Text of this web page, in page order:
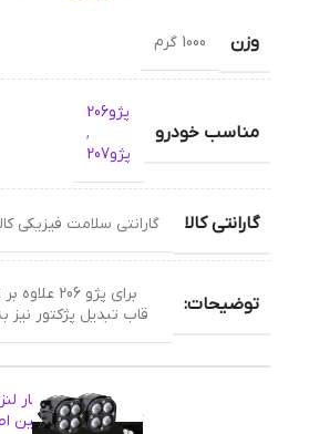
وزن 1000 گرم
مناسب خودرو
پژو206
,
پژو207
گارانتی کالا گارانتی سلامت فیزیکی
توضیحات:
برای پژو
قاب تبدیل پژکتور
کوییک ساینا شاهین